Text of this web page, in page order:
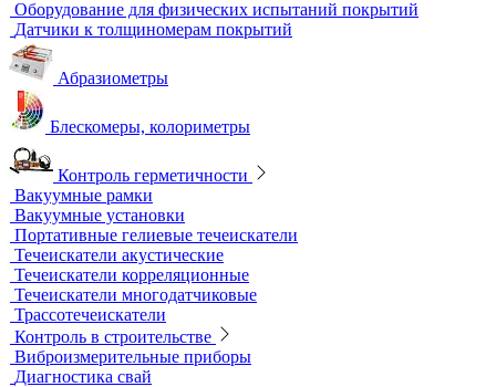
Контроль изоляции и покрытий
Образцы для толщинометрии
Трибометры
Контроль чистоты поверхности
Оборудование для физических испытаний покрытий
Датчики к толщиномерам покрытий
Абразиометры